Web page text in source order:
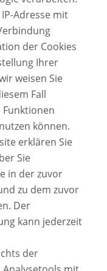
Adresse mit
der Cookies
Ihrer
weisen Sie
Fall
können.
erklären Sie
Sie
in der zuvor
zu dem zuvor
Der
kann jederzeit
der